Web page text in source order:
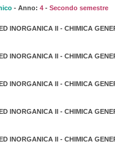
- Anno: 4 - Secondo semestre
INORGANICA II - CHIMICA
INORGANICA II - CHIMICA
INORGANICA II - CHIMICA
INORGANICA II - CHIMICA
INORGANICA II - CHIMICA